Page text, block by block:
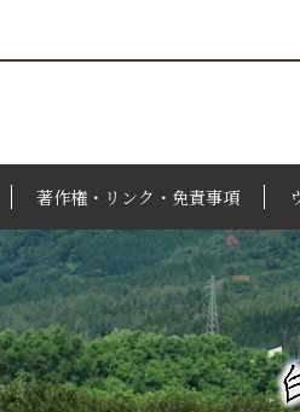
著作権・リンク・免責事項